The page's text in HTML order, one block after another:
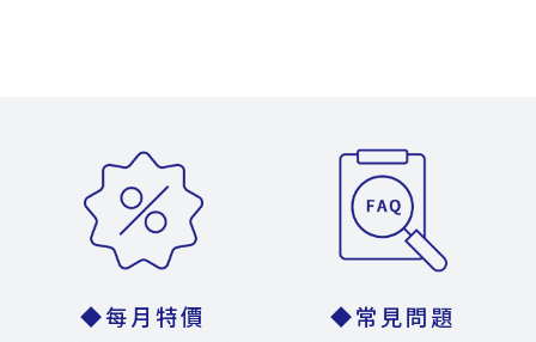
◆每月特價 ◆常見問題